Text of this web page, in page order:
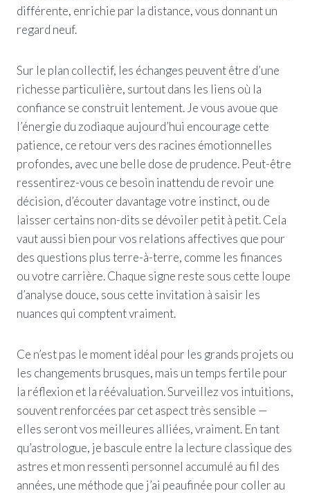
différente, enrichie par la distance, vous donnant un
regard neuf.
Sur le plan collectif, les échanges peuvent être d’une
richesse particulière, surtout dans les liens où la
confiance se construit lentement. Je vous avoue que
l’énergie du zodiaque aujourd’hui encourage cette
patience, ce retour vers des racines émotionnelles
profondes, avec une belle dose de prudence. Peut-être
ressentirez-vous ce besoin inattendu de revoir une
décision, d’écouter davantage votre instinct, ou de
laisser certains non-dits se dévoiler petit à petit. Cela
vaut aussi bien pour vos relations affectives que pour
des questions plus terre-à-terre, comme les finances
ou votre carrière. Chaque signe reste sous cette loupe
d’analyse douce, sous cette invitation à saisir les
nuances qui comptent vraiment.
Ce n’est pas le moment idéal pour les grands projets ou
les changements brusques, mais un temps fertile pour
la réflexion et la réévaluation. Surveillez vos intuitions,
souvent renforcées par cet aspect très sensible —
elles seront vos meilleures alliées, vraiment. En tant
qu’astrologue, je bascule entre la lecture classique des
astres et mon ressenti personnel accumulé au fil des
années, une méthode que j’ai peaufinée pour coller au